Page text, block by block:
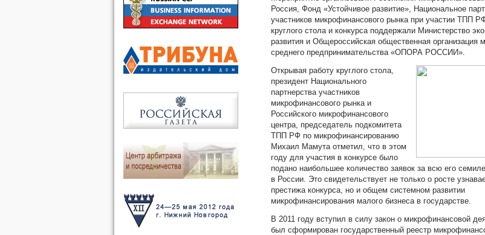
Россия, Фонд «Устойчивое развитие», Национальное
участников микрофинансового рынка при участии ТПП
круглого стола и конкурса поддержали Министерство
развития и Общероссийская общественная организация
среднего предпринимательства «ОПОРА РОССИИ».
Открывая работу круглого стола,
президент Национального
партнерства участников
микрофинансового рынка и
Российского микрофинансового
центра, председатель подкомитета
ТПП РФ по микрофинансированию
Михаил Мамута отметил, что в этом
году для участия в конкурсе было
подано наибольшее количество заявок за всю его
в России. Это свидетельствует не только о росте
престижа конкурса, но и общем системном развитии
микрофинансирования малого бизнеса в государстве.
В 2011 году вступил в силу закон о микрофинансовой
был сформирован государственный реестр